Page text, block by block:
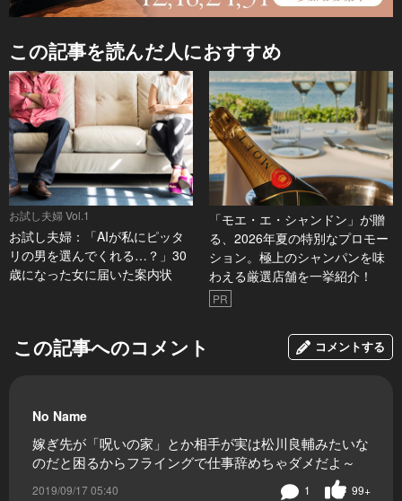
この記事を読んだ人におすすめ
お試し夫婦 Vol.1
お試し夫婦：「AIが私にピッタ
リの男を選んでくれる…？」30
歳になった女に届いた案内状
「モエ・エ・シャンドン」が贈
る、2026年夏の特別なプロモー
ション。極上のシャンパンを味
わえる厳選店舗を一挙紹介！
PR
この記事へのコメント コメントする
No Name
嫁ぎ先が「呪いの家」とか相手が実は松川良輔みたいな
のだと困るからフライングで仕事辞めちゃダメだよ～
2019/09/17 05:40 99+
1